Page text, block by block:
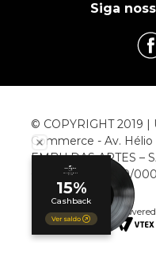
Siga
© COPYRIGHT 2019 |
Commerce - Av. Hélio
EMBU DAS ARTES –
CNPJ: 00.952.789/